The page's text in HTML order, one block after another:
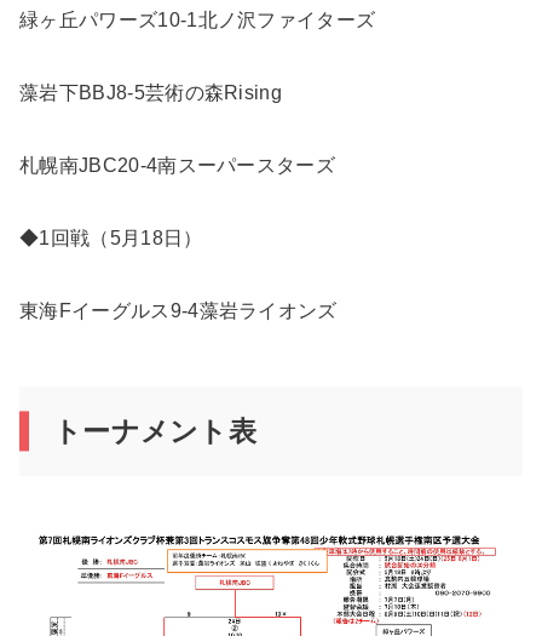
緑ヶ丘パワーズ10-1北ノ沢ファイターズ
藻岩下BBJ8-5芸術の森Rising
札幌南JBC20-4南スーパースターズ
◆1回戦（5月18日）
東海Fイーグルス9-4藻岩ライオンズ
トーナメント表